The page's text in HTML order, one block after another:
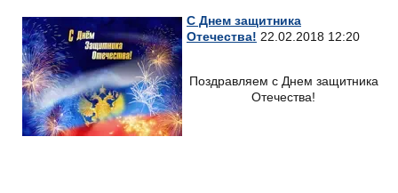
С Днем защитника
Отечества! 22.02.2018 12:20
Поздравляем с Днем защитника
Отечества!